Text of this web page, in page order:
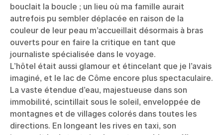
bouclait la boucle ; un lieu où ma famille aurait
autrefois pu sembler déplacée en raison de la
couleur de leur peau m’accueillait désormais à bras
ouverts pour en faire la critique en tant que
journaliste spécialisée dans le voyage.
L’hôtel était aussi glamour et étincelant que je l’avais
imaginé, et le lac de Côme encore plus spectaculaire.
La vaste étendue d’eau, majestueuse dans son
immobilité, scintillait sous le soleil, enveloppée de
montagnes et de villages colorés dans toutes les
directions. En longeant les rives en taxi, son